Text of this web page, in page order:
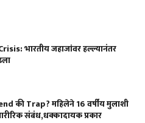
भारतीय जहाजांवर हल्ल्यानंतर
की Trap? महिलेने 16 वर्षीय मुलाशी
संबंध,धक्कादायक प्रकार